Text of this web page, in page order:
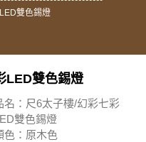
雙色錫燈
LED雙色錫燈
名：尺6太子樓/幻彩七彩
雙色錫燈
色：原木色